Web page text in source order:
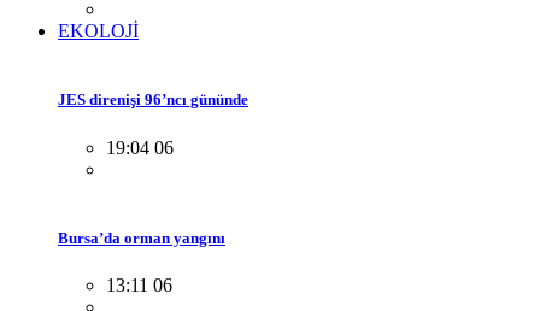
EKOLOJİ
JES direnişi 96’ncı gününde
19:04 06
Bursa’da orman yangını
13:11 06